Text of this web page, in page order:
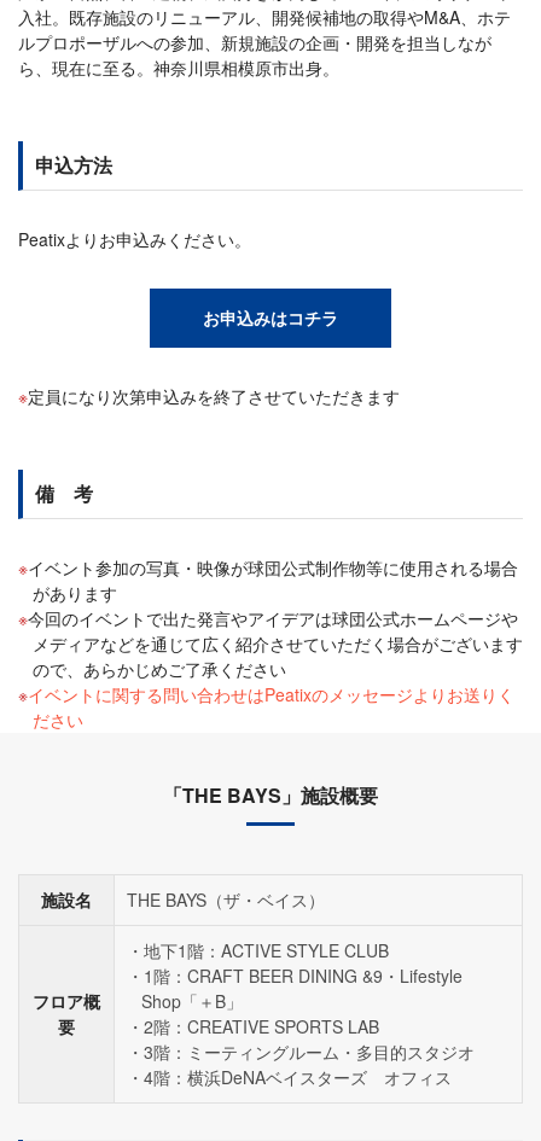
入社。既存施設のリニューアル、開発候補地の取得やM&A、ホテ
ルプロポーザルへの参加、新規施設の企画・開発を担当しなが
ら、現在に至る。神奈川県相模原市出身。
申込方法
Peatixよりお申込みください。
お申込みはコチラ
定員になり次第申込みを終了させていただきます
備 考
イベント参加の写真・映像が球団公式制作物等に使用される場合
があります
今回のイベントで出た発言やアイデアは球団公式ホームページや
メディアなどを通じて広く紹介させていただく場合がございます
ので、あらかじめご了承ください
イベントに関する問い合わせはPeatixのメッセージよりお送りく
ださい
「THE BAYS」施設概要
施設名 THE BAYS（ザ・ベイス）
フロア概
要
地下1階：ACTIVE STYLE CLUB
1階：CRAFT BEER DINING &9・Lifestyle
Shop「＋B」
2階：CREATIVE SPORTS LAB
3階：ミーティングルーム・多目的スタジオ
4階：横浜DeNAベイスターズ オフィス